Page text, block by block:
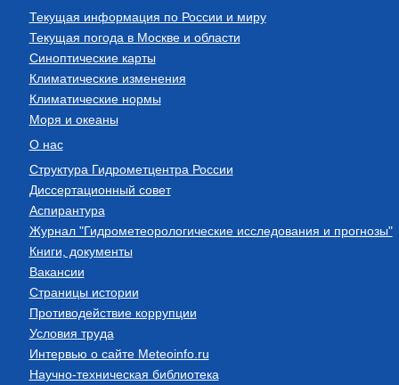
Текущая информация по России и миру
Текущая погода в Москве и области
Синоптические карты
Климатические изменения
Климатические нормы
Моря и океаны
О нас
Структура Гидрометцентра России
Диссертационный совет
Аспирантура
Журнал "Гидрометеорологические исследования и прогнозы"
Книги, документы
Вакансии
Страницы истории
Противодействие коррупции
Условия труда
Интервью о сайте Meteoinfo.ru
Научно-техническая библиотека